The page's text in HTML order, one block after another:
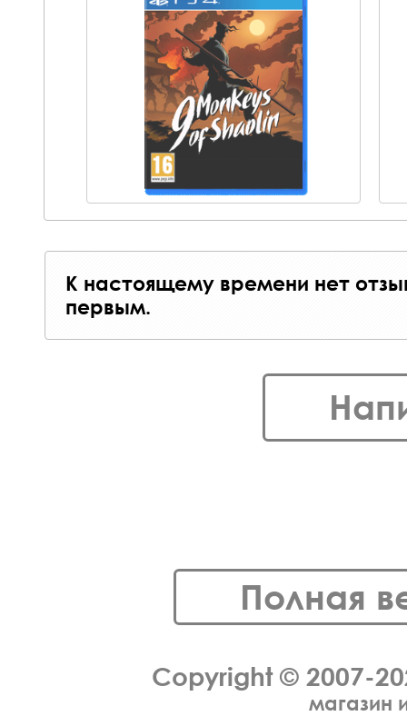
К настоящему времени нет
первым.
Полная
Copyright © 2007-
магазин